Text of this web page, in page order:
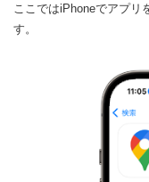
ここではiPhoneでアプリ
す。